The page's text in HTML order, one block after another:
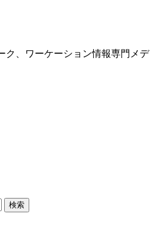
ク、ワーケーション情報専門メデ